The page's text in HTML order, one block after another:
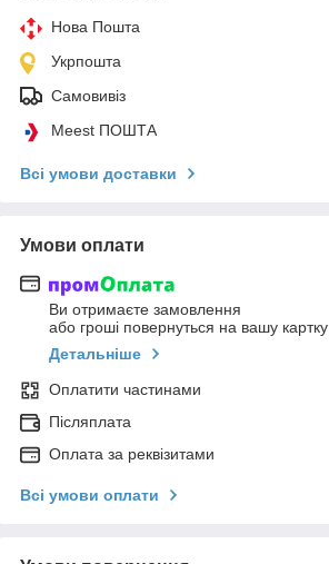
Нова Пошта
Укрпошта
Самовивіз
Meest ПОШТА
Всі умови доставки
Умови оплати
Ви отримаєте замовлення
або гроші повернуться на вашу картку
Детальніше
Оплатити частинами
Післяплата
Оплата за реквізитами
Всі умови оплати